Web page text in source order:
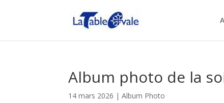
Album photo de la
14 mars 2026 |Album Photo